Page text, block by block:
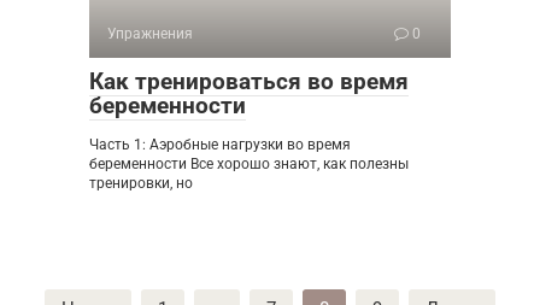
Упражнения 0
Как тренироваться во время
беременности
Часть 1: Аэробные нагрузки во время
беременности Все хорошо знают, как полезны
тренировки, но
Пагинация